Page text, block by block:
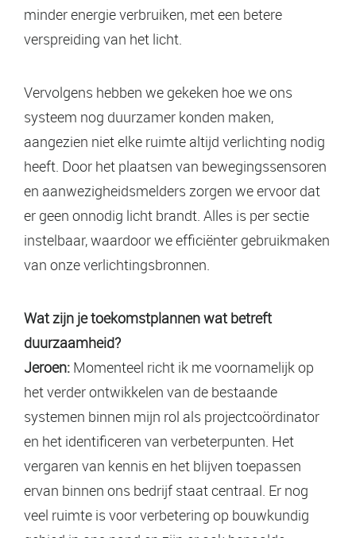
minder energie verbruiken, met een betere
verspreiding van het licht.
Vervolgens hebben we gekeken hoe we ons
systeem nog duurzamer konden maken,
aangezien niet elke ruimte altijd verlichting nodig
heeft. Door het plaatsen van bewegingssensoren
en aanwezigheidsmelders zorgen we ervoor dat
er geen onnodig licht brandt. Alles is per sectie
instelbaar, waardoor we efficiënter gebruikmaken
van onze verlichtingsbronnen.
Wat zijn je toekomstplannen wat betreft
duurzaamheid?
Jeroen: Momenteel richt ik me voornamelijk op
het verder ontwikkelen van de bestaande
systemen binnen mijn rol als projectcoördinator
en het identificeren van verbeterpunten. Het
vergaren van kennis en het blijven toepassen
ervan binnen ons bedrijf staat centraal. Er nog
veel ruimte is voor verbetering op bouwkundig